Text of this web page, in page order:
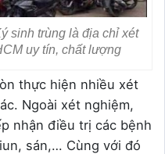
sinh trùng là địa chỉ xét
uy tín, chất lượng
thực hiện nhiều xét
Ngoài xét nghiệm,
nhận điều trị các bệnh
sán,… Cùng với đó